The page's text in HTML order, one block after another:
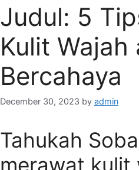
Judul: 5
Kulit
Bercahaya
December 30, 2023 by admin
Tahukah
merawat kulit